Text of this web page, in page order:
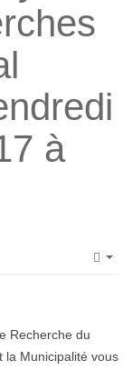
à
Recherche du
la Municipalité vous